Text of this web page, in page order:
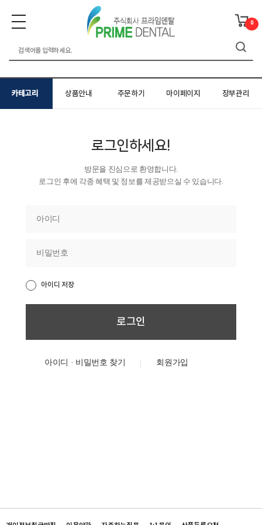
0
카테고리 상품안내 주문하기 마이페이지 장부관리
로그인하세요!
방문을 진심으로 환영합니다.
로그인 후에 각종 혜택 및 정보를 제공받으실 수 있습니다.
아이디 저장
아이디 · 비밀번호 찾기